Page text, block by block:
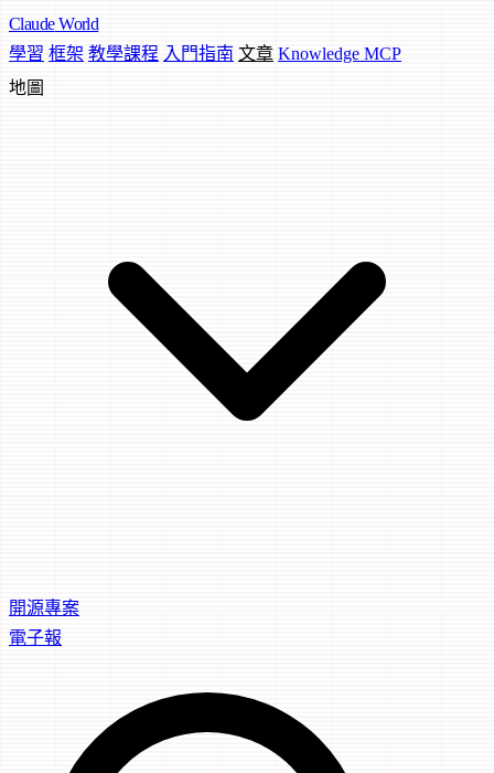
Claude World
學習 框架 教學課程 入門指南 文章 Knowledge MCP
地圖
開源專案
電子報